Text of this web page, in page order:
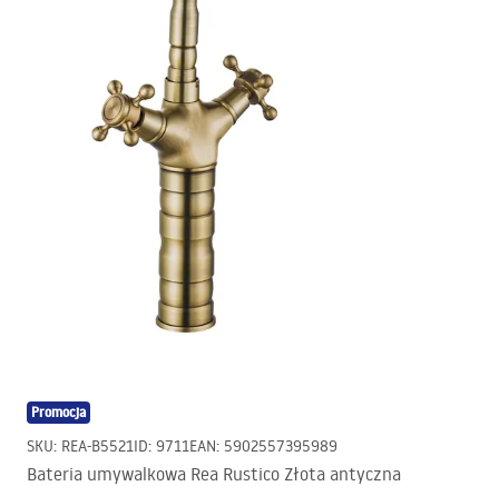
Promocja
SKU: REA-B5521ID: 9711EAN: 5902557395989
Bateria umywalkowa Rea Rustico Złota antyczna